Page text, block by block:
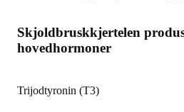
Skjoldbruskkjertelen
hovedhormoner
Trijodtyronin (T3)